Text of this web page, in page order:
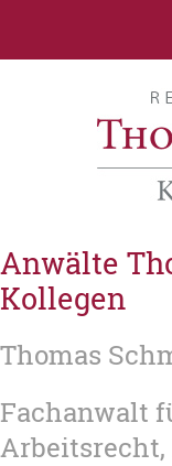
Anwälte
Kollegen
Thomas
Fachanwalt